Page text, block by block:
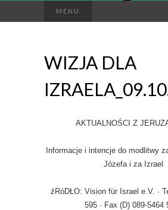
MENU
WIZJA DLA
AKTUALNOŚCI Z
Informacje i intencje do modlitwy
Józefa i za Izrael
źRóDŁO: Vision für Israel e.V. ·
595 · Fax (D) 089-5464